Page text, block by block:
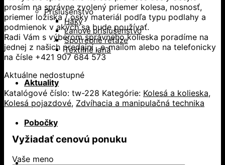
Príslušenstvo
Háky
Lanové príslušenstvo
Spotrebné reťaze
Textilné laná
Aktuality
Pobočky
prosím na správne zvolený priemer kolesa, nosnosť,
priemer ložiska / osky materiál podľa typu podlahy a
podmienok v akých sa bude používať.
Radi Vám s výberom správneho kolieska poradíme na
jednej z našich predajní , e-mailom alebo na telefonicky
na čísle +421 907 684 573
Aktuálne nedostupné
Katalógové číslo: tw-228 Kategórie: Kolesá a kolieska,
Kolesá pojazdové, Zdvíhacia a manipulačná technika
Vyžiadať cenovú ponuku
Vaše meno